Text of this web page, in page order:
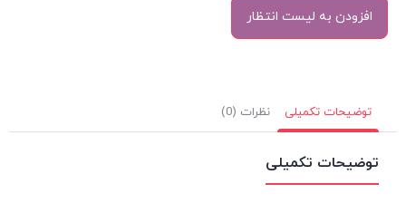
توضیحات تکمیلی نظرات (0)
توضیحات تکمیلی